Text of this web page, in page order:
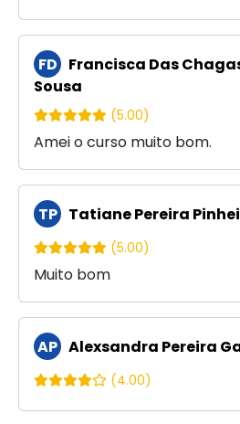
FD
Francisca Das
Sousa
(5.00)
Amei o curso muito bom.
TP Tatiane Pereira
(5.00)
Muito bom
AP Alexsandra Pereira
(4.00)